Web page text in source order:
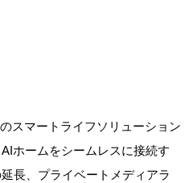
スマートライフソリューション
ホームをシームレスに接続す
長、プライベートメディアラ